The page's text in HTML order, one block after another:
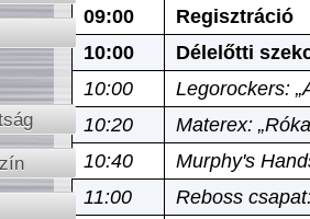
09:00
Regisztráció
10:00
Délelőtti
10:00
Legorockers:
10:20
Materex:
10:40
Murphy's
11:00
Reboss